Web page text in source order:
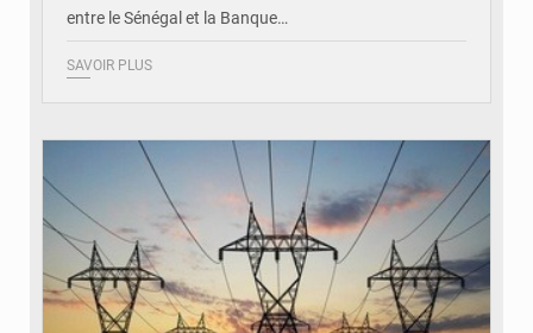
entre le Sénégal et la Banque…
SAVOIR PLUS